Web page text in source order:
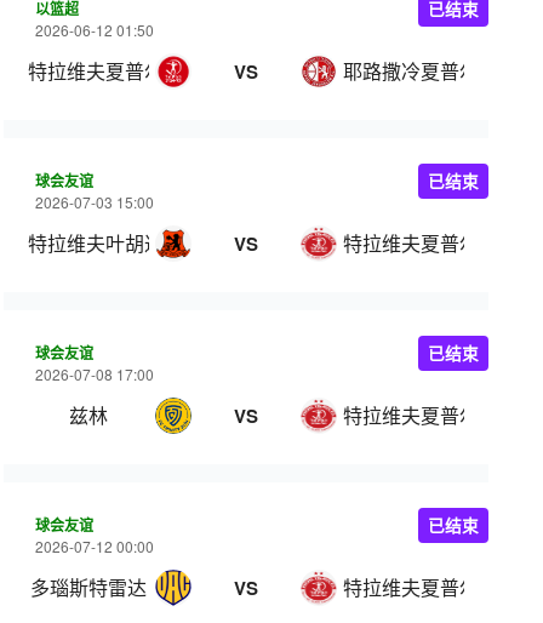
以篮超
2026-06-12 01:50
特拉维夫夏普尔 VS 耶路撒冷夏普尔
已结束
球会友谊
2026-07-03 15:00
特拉维夫叶胡达 VS 特拉维夫夏普尔
已结束
球会友谊
2026-07-08 17:00
兹林 VS 特拉维夫夏普尔
已结束
球会友谊
2026-07-12 00:00
多瑙斯特雷达 VS 特拉维夫夏普尔
已结束